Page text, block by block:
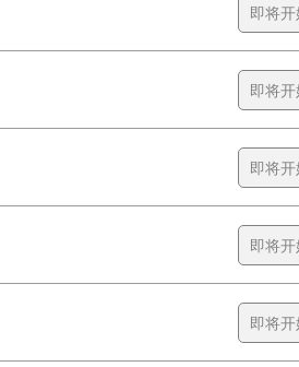
即将
即将
即将
即将
即将